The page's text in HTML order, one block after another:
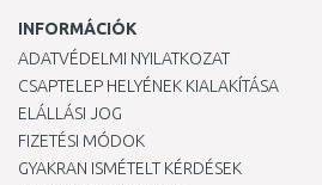
INFORMÁCIÓK
ADATVÉDELMI NYILATKOZAT
CSAPTELEP HELYÉNEK KIALAKÍTÁSA
ELÁLLÁSI JOG
FIZETÉSI MÓDOK
GYAKRAN ISMÉTELT KÉRDÉSEK